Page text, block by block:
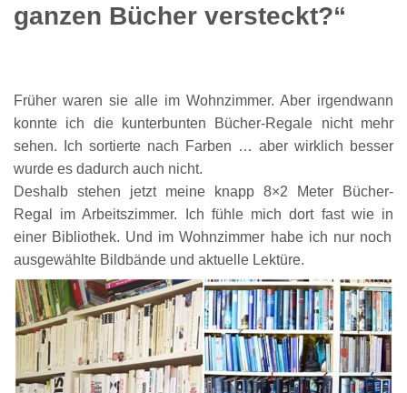
ganzen Bücher versteckt?“
Früher waren sie alle im Wohnzimmer. Aber irgendwann
konnte ich die kunterbunten Bücher-Regale nicht mehr
sehen.
Ich sortierte nach Farben … aber wirkl ich besser
wurde es dadurch auch nicht.
Deshalb stehen jetzt meine knapp 8×2 Meter Bücher-
Regal
im Arbeitszimmer. Ich fühle mich dort fast wie in
einer Bibliothek. Und im Wohnzimmer habe ich nur noch
ausgewählte Bildbände und aktuelle Lektüre.